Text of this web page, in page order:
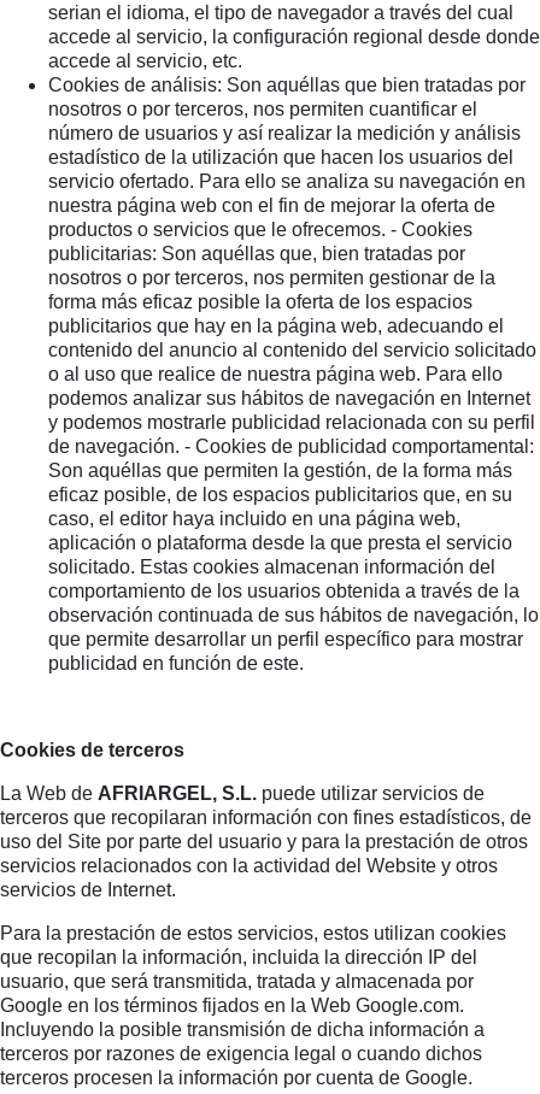
serian el idioma, el tipo de navegador a través del cual
accede al servicio, la configuración regional desde donde
accede al servicio, etc.
Cookies de análisis: Son aquéllas que bien tratadas por
nosotros o por terceros, nos permiten cuantificar el
número de usuarios y así realizar la medición y análisis
estadístico de la utilización que hacen los usuarios del
servicio ofertado. Para ello se analiza su navegación en
nuestra página web con el fin de mejorar la oferta de
productos o servicios que le ofrecemos. - Cookies
publicitarias: Son aquéllas que, bien tratadas por
nosotros o por terceros, nos permiten gestionar de la
forma más eficaz posible la oferta de los espacios
publicitarios que hay en la página web, adecuando el
contenido del anuncio al contenido del servicio solicitado
o al uso que realice de nuestra página web. Para ello
podemos analizar sus hábitos de navegación en Internet
y podemos mostrarle publicidad relacionada con su perfil
de navegación. - Cookies de publicidad comportamental:
Son aquéllas que permiten la gestión, de la forma más
eficaz posible, de los espacios publicitarios que, en su
caso, el editor haya incluido en una página web,
aplicación o plataforma desde la que presta el servicio
solicitado. Estas cookies almacenan información del
comportamiento de los usuarios obtenida a través de la
observación continuada de sus hábitos de navegación, lo
que permite desarrollar un perfil específico para mostrar
publicidad en función de este.
Cookies de terceros
La Web de AFRIARGEL, S.L. puede utilizar servicios de
terceros que recopilaran información con fines estadísticos, de
uso del Site por parte del usuario y para la prestación de otros
servicios relacionados con la actividad del Website y otros
servicios de Internet.
Para la prestación de estos servicios, estos utilizan cookies
que recopilan la información, incluida la dirección IP del
usuario, que será transmitida, tratada y almacenada por
Google en los términos fijados en la Web Google.com.
Incluyendo la posible transmisión de dicha información a
terceros por razones de exigencia legal o cuando dichos
terceros procesen la información por cuenta de Google.